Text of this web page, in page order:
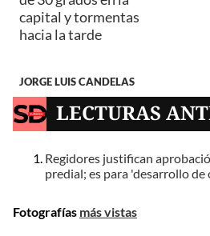
capital y tormentas
hacia la tarde
JORGE LUIS CANDELAS
LECTURAS
Regidores justifican
predial; es para 'desarrollo de
Fotografías más vistas